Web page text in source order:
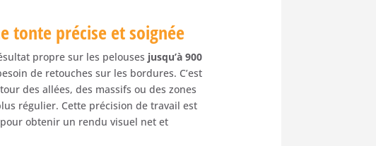
tonte précise et soignée
propre sur les pelouses jusqu’à 900
de retouches sur les bordures. C’est
des allées, des massifs ou des zones
régulier. Cette précision de travail est
obtenir un rendu visuel net et